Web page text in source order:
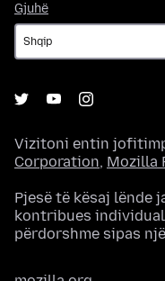
Gjuhë
Vizitoni entin
Corporation, Mozilla
Pjesë të kësaj lënde
kontribues
përdorshme sipas një